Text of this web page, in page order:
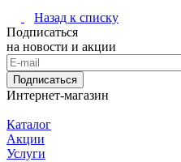
Назад к списку
Подписаться
на новости и акции
Подписаться
Интернет-магазин
Каталог
Акции
Услуги